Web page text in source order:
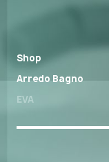
Shop
Arredo Bagno
EVA